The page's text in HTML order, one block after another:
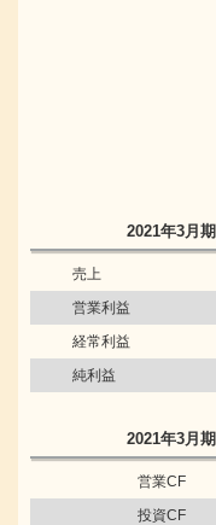
2021年3月期
売上
営業利益
経常利益
純利益
2021年3月期
営業CF
投資CF